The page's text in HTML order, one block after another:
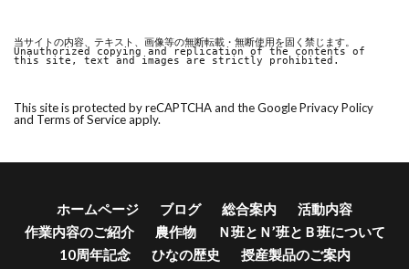
当サイトの内容、テキスト、画像等の無断転載・無断使用を固く禁じます。
Unauthorized copying and replication of the contents of
this site, text and images are strictly prohibited.
This site is protected by reCAPTCHA and the GooglePrivacy Policy
and Terms of Serviceapply.
ホームページ ブログ 総合案内
活動内容
作業内容のご紹介
農作物
Ｎ班とＮ’班とＢ班について
10周年記念
ひなの歴史
授産製品のご案内